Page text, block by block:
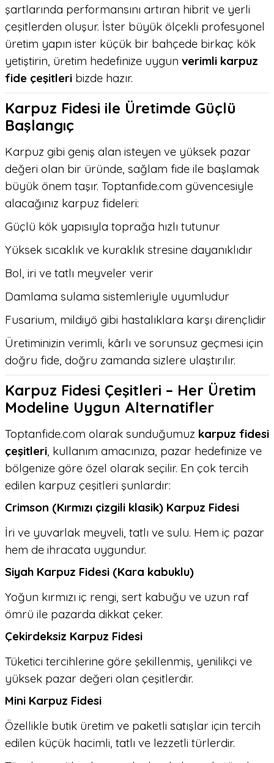
şartlarında performansını artıran hibrit ve yerli
çeşitlerden oluşur. İster büyük ölçekli profesyonel
üretim yapın ister küçük bir bahçede birkaç kök
yetiştirin, üretim hedefinize uygun verimli karpuz
fide çeşitleri bizde hazır.
Karpuz Fidesi ile Üretimde Güçlü
Başlangıç
Karpuz gibi geniş alan isteyen ve yüksek pazar
değeri olan bir üründe, sağlam fide ile başlamak
büyük önem taşır. Toptanfide.com güvencesiyle
alacağınız karpuz fideleri:
Güçlü kök yapısıyla toprağa hızlı tutunur
Yüksek sıcaklık ve kuraklık stresine dayanıklıdır
Bol, iri ve tatlı meyveler verir
Damlama sulama sistemleriyle uyumludur
Fusarium, mildiyö gibi hastalıklara karşı dirençlidir
Üretiminizin verimli, kârlı ve sorunsuz geçmesi için
doğru fide, doğru zamanda sizlere ulaştırılır.
Karpuz Fidesi Çeşitleri – Her Üretim
Modeline Uygun Alternatifler
Toptanfide.com olarak sunduğumuz karpuz fidesi
çeşitleri , kullanım amacınıza, pazar hedefinize ve
bölgenize göre özel olarak seçilir. En çok tercih
edilen karpuz çeşitleri şunlardır:
Crimson (Kırmızı çizgili klasik) Karpuz Fidesi
İri ve yuvarlak meyveli, tatlı ve sulu. Hem iç pazar
hem de ihracata uygundur.
Siyah Karpuz Fidesi (Kara kabuklu)
Yoğun kırmızı iç rengi, sert kabuğu ve uzun raf
ömrü ile pazarda dikkat çeker.
Çekirdeksiz Karpuz Fidesi
Tüketici tercihlerine göre şekillenmiş, yenilikçi ve
yüksek pazar değeri olan çeşitlerdir.
Mini Karpuz Fidesi
Özellikle butik üretim ve paketli satışlar için tercih
edilen küçük hacimli, tatlı ve lezzetli türlerdir.